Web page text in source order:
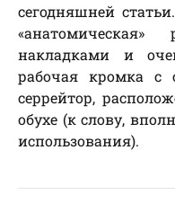
сегодняшней
накладками и
рабочая кромка с
серрейтор,
обухе (к слову,
использования).